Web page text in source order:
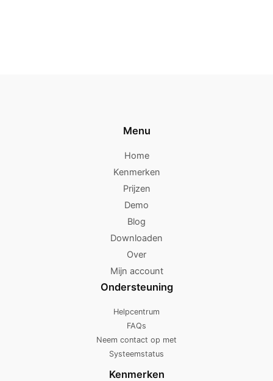
Menu
Home
Kenmerken
Prijzen
Demo
Blog
Downloaden
Over
Mijn account
Ondersteuning
Helpcentrum
FAQs
Neem contact op met
Systeemstatus
Kenmerken